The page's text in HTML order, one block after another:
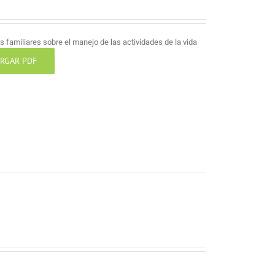
familiares sobre el manejo de las actividades de la vida
PDF